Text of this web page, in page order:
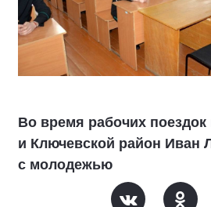
Во время рабочих
и Ключевской район Иван
с молодежью